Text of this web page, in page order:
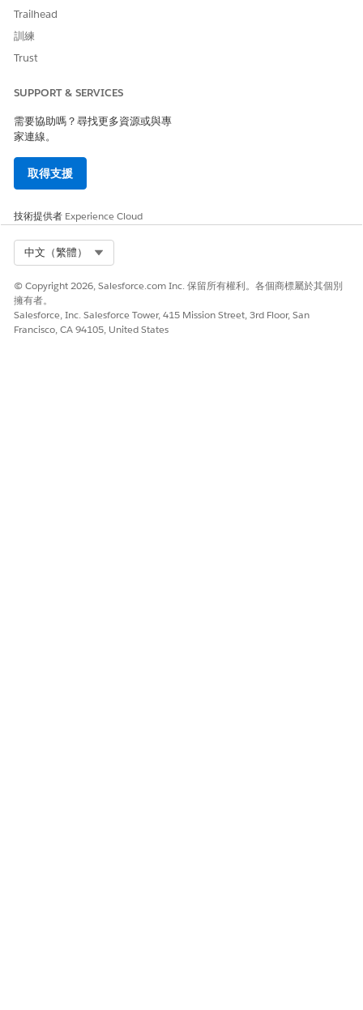
風險愈高時機
碼的舊版驗證流程時。
低度風險時機
如果組織實作強大的憑證週期管理流程,強制執行短到期期間,並使用
硬體安全模組來保護私人金鑰。
業務與整合考量事項
OAuth JWT 承載者流程期間執行 RSA 或 ECDSA 簽署。
建議的補救措施
前往「連線的應用程式」的「API (啟用 OAuth 設定)」區段,選取
「使用數位簽章」,然後上載對應的公用憑證以用於身分驗證。
安全性健康檢閱指南
Trailhead
訓練
Trust
SUPPORT & SERVICES
需要協助嗎？尋找更多資源或與專
家連線。
取得支援
技術提供者 Experience Cloud
中文（繁體）
© Copyright 2026, Salesforce.com Inc. 保留所有權利。各個商標屬於其個別
擁有者。
Salesforce, Inc. Salesforce Tower, 415 Mission Street, 3rd Floor, San
Francisco, CA 94105, United States